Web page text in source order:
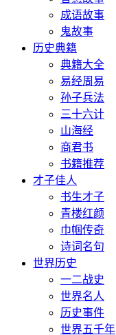
成语故事
鬼故事
历史典籍
典籍大全
易经周易
孙子兵法
三十六计
山海经
商君书
书籍推荐
才子佳人
书生才子
青楼红颜
巾帼传奇
诗词名句
世界历史
一二战史
世界名人
历史事件
世界五千年